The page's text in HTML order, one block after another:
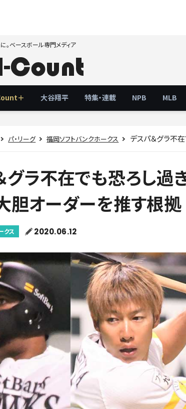
。ベースボール専門メディア
＋ 大谷翔平 特集・連載 NPB MLB
パ・リーグ 福岡ソフトバンクホークス デスパ＆グラ不在でも
グラ不在でも恐ろし
胆オーダーを推す根拠
クス 2020.06.12